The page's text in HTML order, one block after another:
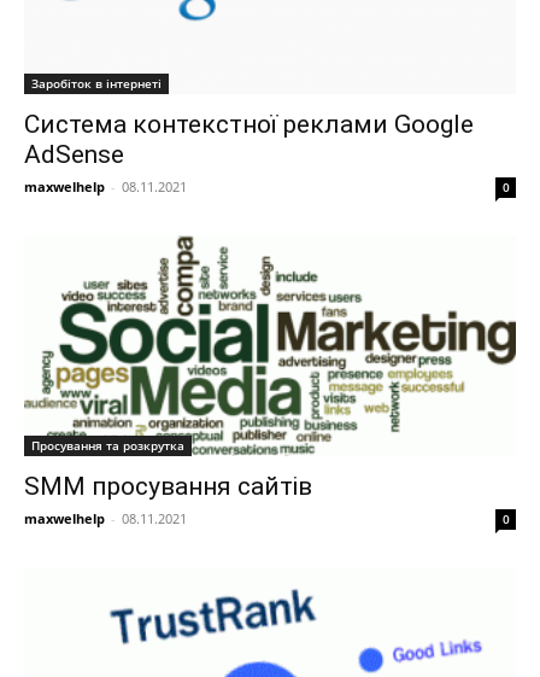
Заробіток в інтернеті
Система контекстної реклами Google
AdSense
maxwelhelp - 08.11.2021 0
Просування та розкрутка
SMM просування сайтів
maxwelhelp - 08.11.2021 0